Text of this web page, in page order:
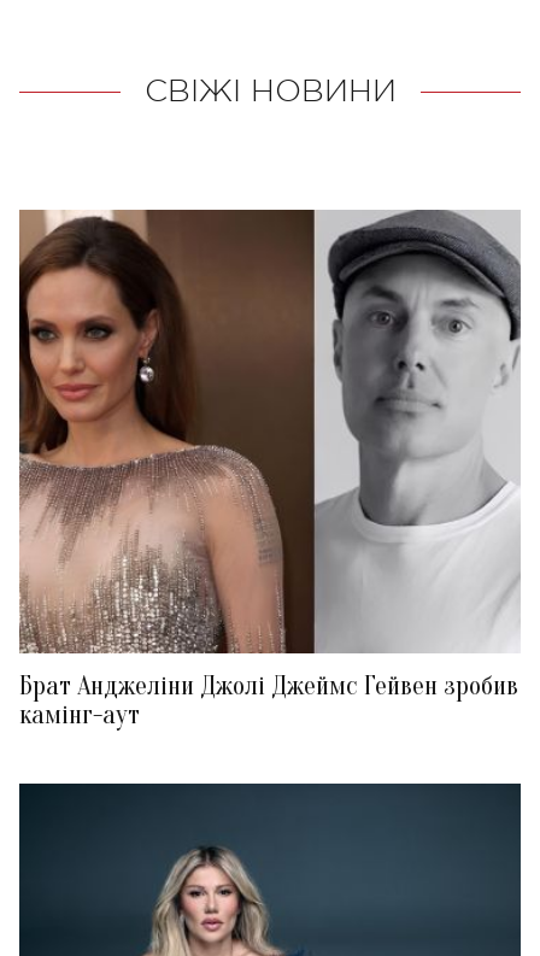
СВІЖІ НОВИНИ
Брат Анджеліни Джолі Джеймс Гейвен зробив
камінг-аут